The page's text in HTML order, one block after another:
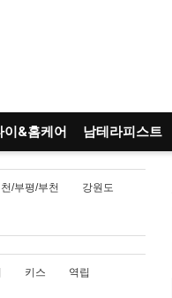
이&홈케어 남테라피스트
/부평/부천 강원도
키스 역립